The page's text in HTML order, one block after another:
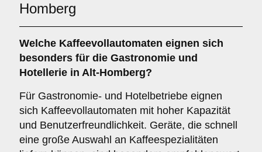
Homberg
Welche Kaffeevollautomaten eignen sich
besonders für die Gastronomie und
Hotellerie in Alt-Homberg?
Für Gastronomie- und Hotelbetriebe eignen
sich Kaffeevollautomaten mit hoher Kapazität
und Benutzerfreundlichkeit. Geräte, die schnell
eine große Auswahl an Kaffeespezialitäten